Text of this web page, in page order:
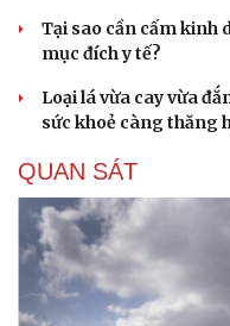
Tại sao cần cấm kinh
mục đích y tế?
Loại lá vừa cay vừa
sức khoẻ càng thăng
QUAN SÁT